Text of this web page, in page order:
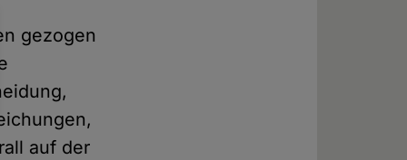
gezogen
auf der